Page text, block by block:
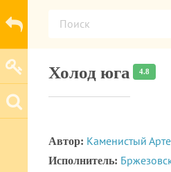
Холод юга 4.8
Автор: Каменистый
Исполнитель: